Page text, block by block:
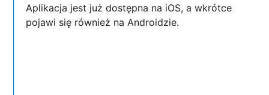
Aplikacja jest już dostępna na iOS, a wkrótce
pojawi się również na Androidzie.